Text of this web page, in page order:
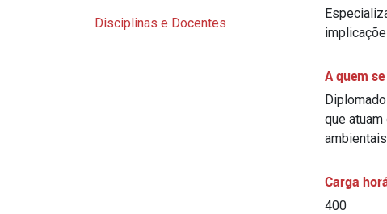
Disciplinas e Docentes
A quem
que
Carga
400